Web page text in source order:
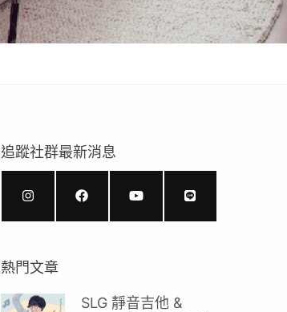
追蹤社群最新消息
熱門文章
SLG 靜音吉他 &